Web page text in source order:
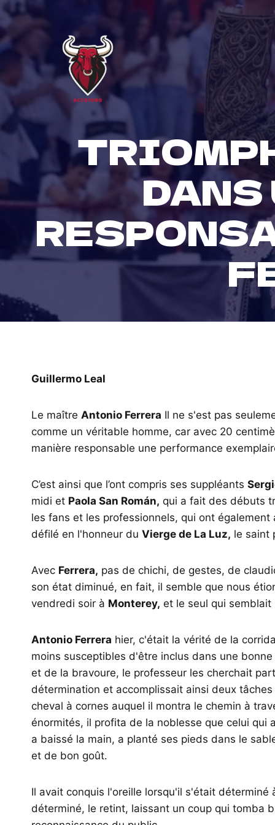
Skip
to
content
Guillermo Leal
Le maître Antonio Ferrera Il ne s'est pas
comme un véritable homme, car avec 20
manière responsable une performance
C’est ainsi que l’ont compris ses suppléants
midi et Paola San Román, qui a fait des débuts
les fans et les professionnels, qui ont
défilé en l'honneur du Vierge de La Luz, le saint
Avec Ferrera, pas de chichi, de gestes, de
son état diminué, en fait, il semble que nous
vendredi soir à Monterey, et le seul qui
Antonio Ferrera hier, c'était la vérité de la
moins susceptibles d'être inclus dans une
et de la bravoure, le professeur les cherchait
détermination et accomplissait ainsi deux
cheval à cornes auquel il montra le chemin à
énormités, il profita de la noblesse que celui
a baissé la main, a planté ses pieds dans le
et de bon goût.
Il avait conquis l'oreille lorsqu'il s'était
déterminé, le retint, laissant un coup qui tomba